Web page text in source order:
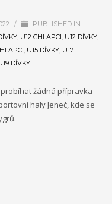
/
PUBLISHED IN
U12 CHLAPCI U12 DÍVKY
U15 DÍVKY U17
DÍVKY
žádná přípravka
haly Jeneč, kde se